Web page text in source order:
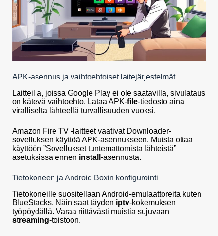
APK-asennus ja vaihtoehtoiset laitejärjestelmät
Laitteilla, joissa Google Play ei ole saatavilla, sivulataus
on kätevä vaihtoehto. Lataa APK-file-tiedosto aina
viralliselta lähteellä turvallisuuden vuoksi.
Amazon Fire TV -laitteet vaativat Downloader-
sovelluksen käyttöä APK-asennukseen. Muista ottaa
käyttöön ”Sovellukset tuntemattomista lähteistä”
asetuksissa ennen install -asennusta.
Tietokoneen ja Android Boxin konfigurointi
Tietokoneille suositellaan Android-emulaattoreita kuten
BlueStacks. Näin saat täyden iptv-kokemuksen
työpöydällä. Varaa riittävästi muistia sujuvaan
streaming-toistoon.